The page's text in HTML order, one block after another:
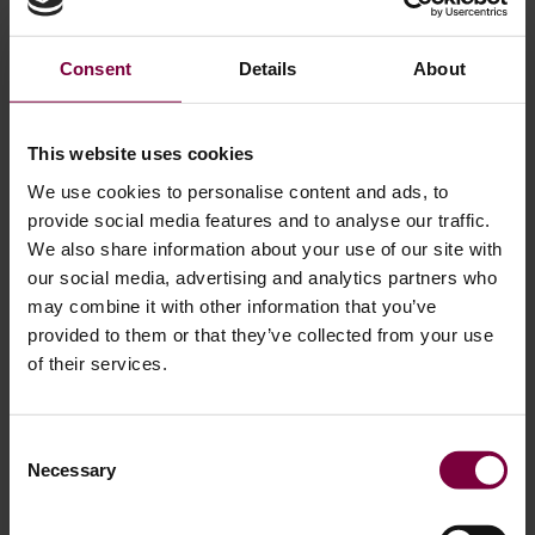
Consent Details About
This website uses cookies
We use cookies to personalise content and ads, to
provide social media features and to analyse our traffic.
We also share information about your use of our site with
our social media, advertising and analytics partners who
may combine it with other information that you’ve
provided to them or that they’ve collected from your use
of their services.
Selection
Necessary
С максимална ширина на джантата от 12 инча и
прецизност до части от милиметъра машината
гарантира, че дори колела със значителни
без да се нарушава здравината или балансът.
Защо